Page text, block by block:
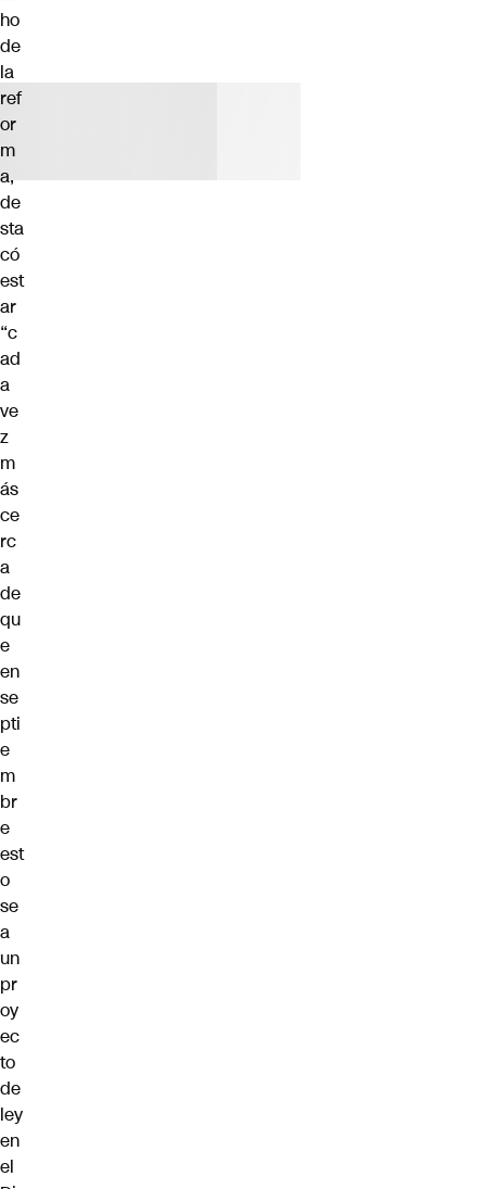
ho
de
la
ref
or
m
a,
de
sta
có
est
ar
“c
ad
a
ve
z
m
ás
ce
rc
a
de
qu
e
en
se
pti
e
m
br
e
est
o
se
a
un
pr
oy
ec
to
de
ley
en
el